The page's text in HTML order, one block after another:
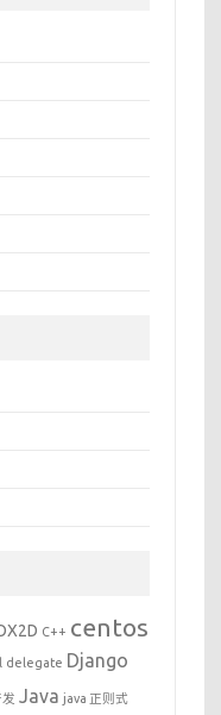
C++ centos
delegate Django
Java java 正则式